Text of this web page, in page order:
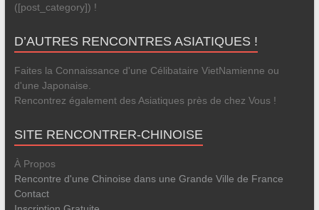
([post_category]) !
D’AUTRES RENCONTRES ASIATIQUES !
Faites la Connaissance d'une Célibataire VietNamienne ou
d'une Japonaise.
Rencontrez également des Asiatiques près de chez Vous !
SITE RENCONTRER-CHINOISE
À Propos
Rencontre d'une Chinoise dans une Grande Ville de France
Contact